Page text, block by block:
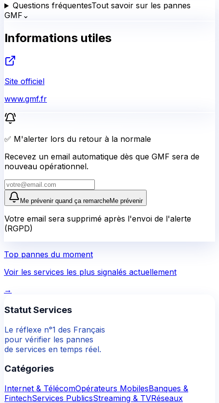
Questions fréquentesTout savoir sur les pannes
GMF ⌄
Informations utiles
Site officiel
www.gmf.fr
✅ M'alerter lors du retour à la normale
Recevez un email automatique dès que GMF sera de
nouveau opérationnel.
Me prévenir quand ça remarcheMe prévenir
Votre email sera supprimé après l'envoi de l'alerte
(RGPD)
Top pannes du moment
Voir les services les plus signalés actuellement
→
Statut Services
Le réflexe n°1 des Français
pour vérifier les pannes
de services en temps réel.
Catégories
Internet & TélécomOpérateurs MobilesBanques &
FintechServices PublicsStreaming & TVRéseaux